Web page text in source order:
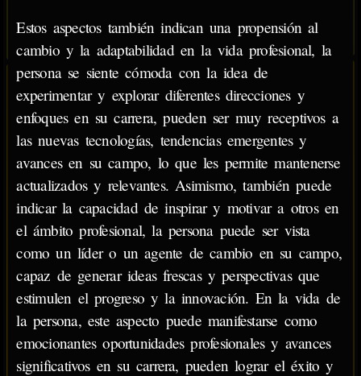
Estos aspectos también indican una propensión al
cambio y la adaptabilidad en la vida profesional, la
persona se siente cómoda con la idea de
experimentar y explorar diferentes direcciones y
enfoques en su carrera, pueden ser muy receptivos a
las nuevas tecnologías, tendencias emergentes y
avances en su campo, lo que les permite mantenerse
actualizados y relevantes. Asimismo, también puede
indicar la capacidad de inspirar y motivar a otros en
el ámbito profesional, la persona puede ser vista
como un líder o un agente de cambio en su campo,
capaz de generar ideas frescas y perspectivas que
estimulen el progreso y la innovación. En la vida de
la persona, este aspecto puede manifestarse como
emocionantes oportunidades profesionales y avances
significativos en su carrera, pueden lograr el éxito y